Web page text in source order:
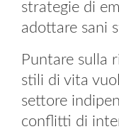
strategie di
adottare sani
Puntare sulla
stili di vita
settore
conflitti di